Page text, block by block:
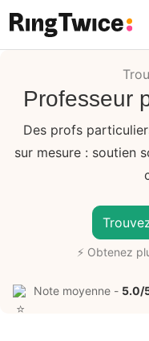
Ring Twice
Professeur
Des profs
sur mesure : soutien
⚡ Obtenez
Note moyenne - 5.0/